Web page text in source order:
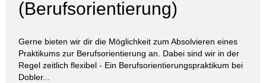
(Berufsorientierung)
Gerne bieten wir dir die Möglichkeit zum Absolvieren eines
Praktikums zur Berufsorientierung an. Dabei sind wir in der
Regel zeitlich flexibel - Ein Berufsorientierungspraktikum bei
Dobler...